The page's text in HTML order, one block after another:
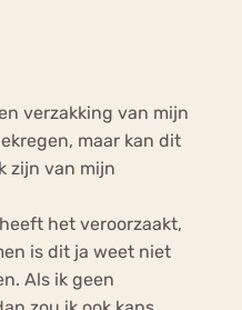
verzakking van mijn
maar kan dit
zijn van mijn
het veroorzaakt,
is dit ja weet niet
Als ik geen